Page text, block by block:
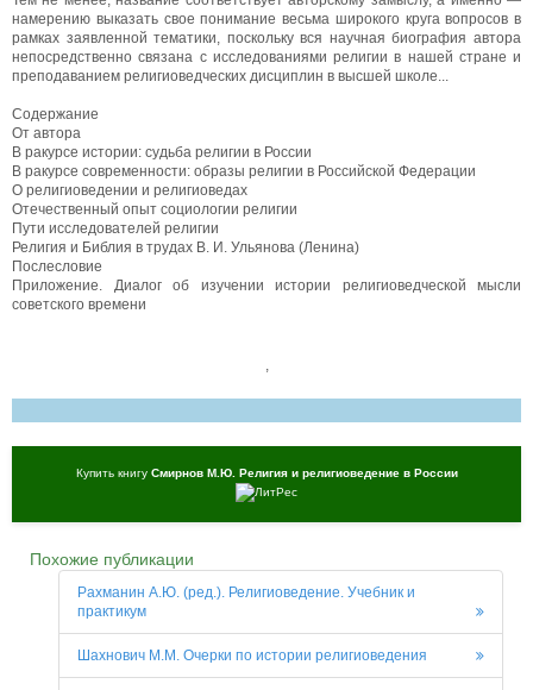
намерению выказать свое понимание весьма широкого круга вопросов в
рамках заявленной тематики, поскольку вся научная биография автора
непосредственно связана с исследованиями религии в нашей стране и
преподаванием религиоведческих дисциплин в высшей школе...
Содержание
От автора
В ракурсе истории: судьба религии в России
В ракурсе современности: образы религии в Российской Федерации
О религиоведении и религиоведах
Отечественный опыт социологии религии
Пути исследователей религии
Религия и Библия в трудах В. И. Ульянова (Ленина)
Послесловие
Приложение. Диалог об изучении истории религиоведческой мысли
советского времени
,
Купить книгу Смирнов М.Ю. Религия и религиоведение в России
Похожие публикации
Рахманин А.Ю. (ред.). Религиоведение. Учебник и
практикум
Шахнович М.М. Очерки по истории религиоведения